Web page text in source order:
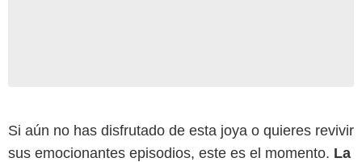
Si aún no has disfrutado de esta joya o quieres revivir
sus emocionantes episodios, este es el momento. La